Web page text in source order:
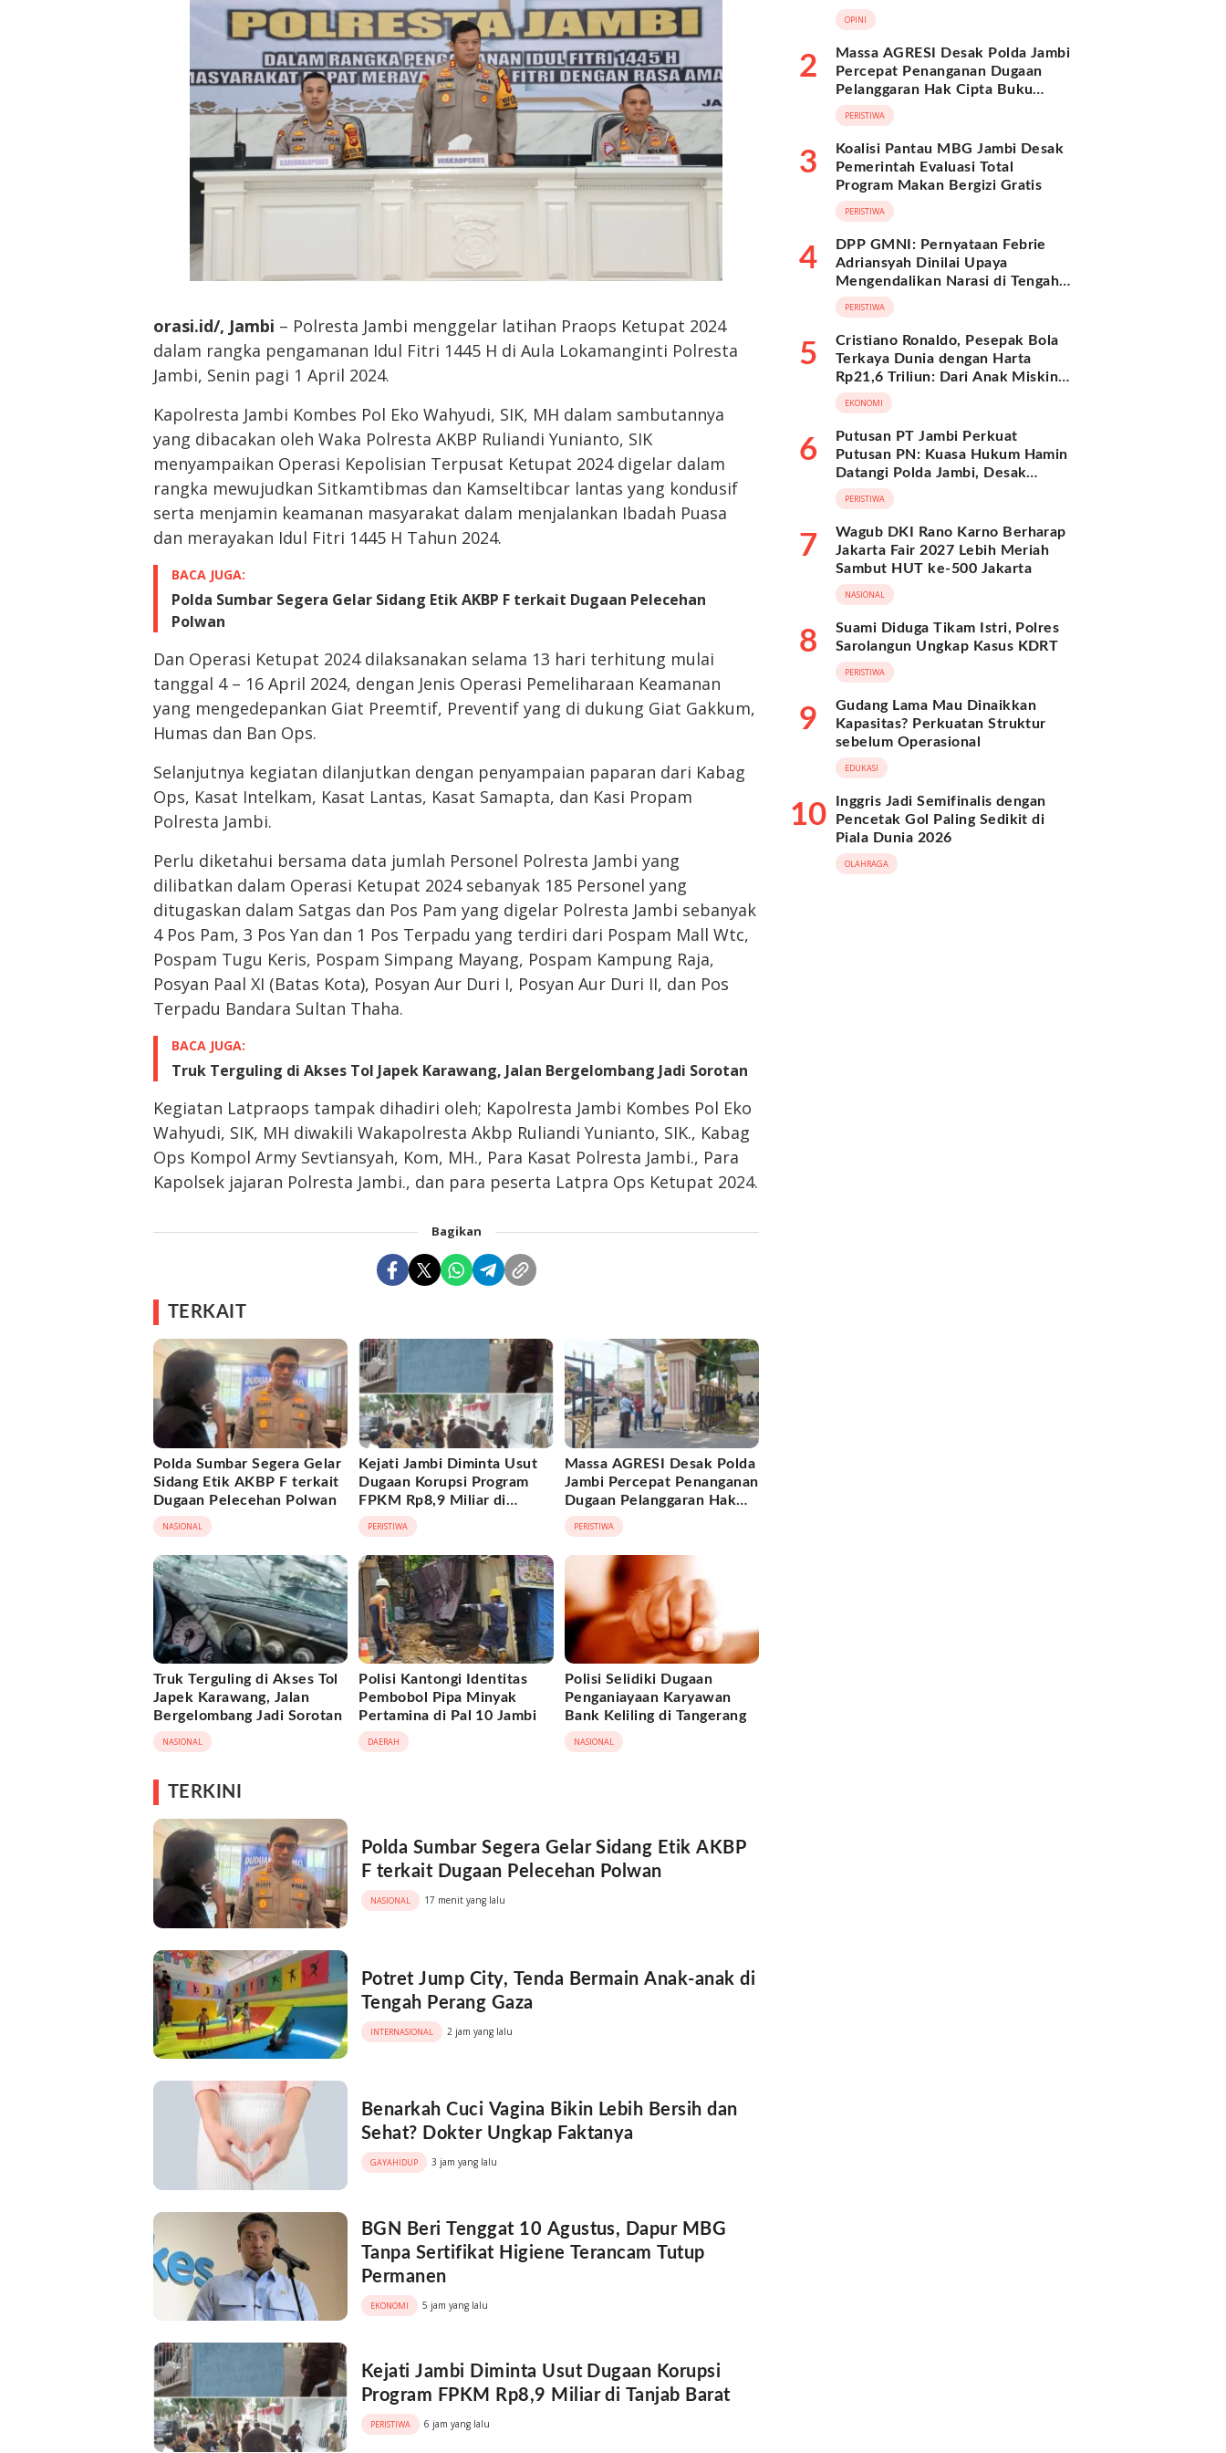
orasi.id/, Jambi – Polresta Jambi menggelar latihan Praops Ketupat 2024
dalam rangka pengamanan Idul Fitri 1445 H di Aula Lokamanginti Polresta
Jambi, Senin pagi 1 April 2024.
Kapolresta Jambi Kombes Pol Eko Wahyudi, SIK, MH dalam sambutannya
yang dibacakan oleh Waka Polresta AKBP Ruliandi Yunianto, SIK
menyampaikan Operasi Kepolisian Terpusat Ketupat 2024 digelar dalam
rangka mewujudkan Sitkamtibmas dan Kamseltibcar lantas yang kondusif
serta menjamin keamanan masyarakat dalam menjalankan Ibadah Puasa
dan merayakan Idul Fitri 1445 H Tahun 2024.
BACA JUGA:
Polda Sumbar Segera Gelar Sidang Etik AKBP F terkait Dugaan Pelecehan
Polwan
Dan Operasi Ketupat 2024 dilaksanakan selama 13 hari terhitung mulai
tanggal 4 – 16 April 2024, dengan Jenis Operasi Pemeliharaan Keamanan
yang mengedepankan Giat Preemtif, Preventif yang di dukung Giat Gakkum,
Humas dan Ban Ops.
Selanjutnya kegiatan dilanjutkan dengan penyampaian paparan dari Kabag
Ops, Kasat Intelkam, Kasat Lantas, Kasat Samapta, dan Kasi Propam
Polresta Jambi.
Perlu diketahui bersama data jumlah Personel Polresta Jambi yang
dilibatkan dalam Operasi Ketupat 2024 sebanyak 185 Personel yang
ditugaskan dalam Satgas dan Pos Pam yang digelar Polresta Jambi sebanyak
4 Pos Pam, 3 Pos Yan dan 1 Pos Terpadu yang terdiri dari Pospam Mall Wtc,
Pospam Tugu Keris, Pospam Simpang Mayang, Pospam Kampung Raja,
Posyan Paal XI (Batas Kota), Posyan Aur Duri I, Posyan Aur Duri II, dan Pos
Terpadu Bandara Sultan Thaha.
BACA JUGA:
Truk Terguling di Akses Tol Japek Karawang, Jalan Bergelombang Jadi Sorotan
Kegiatan Latpraops tampak dihadiri oleh; Kapolresta Jambi Kombes Pol Eko
Wahyudi, SIK, MH diwakili Wakapolresta Akbp Ruliandi Yunianto, SIK., Kabag
Ops Kompol Army Sevtiansyah, Kom, MH., Para Kasat Polresta Jambi., Para
Kapolsek jajaran Polresta Jambi., dan para peserta Latpra Ops Ketupat 2024.
Bagikan
TERKAIT
Polda Sumbar Segera Gelar
Sidang Etik AKBP F terkait
Dugaan Pelecehan Polwan
NASIONAL
Kejati Jambi Diminta Usut
Dugaan Korupsi Program
FPKM Rp8,9 Miliar di
Tanjab Barat
PERISTIWA
Massa AGRESI Desak Polda
Jambi Percepat Penanganan
Dugaan Pelanggaran Hak
Cipta Buku Hukum Adat
Melayu Jambi
PERISTIWA
Truk Terguling di Akses Tol
Japek Karawang, Jalan
Bergelombang Jadi Sorotan
NASIONAL
Polisi Kantongi Identitas
Pembobol Pipa Minyak
Pertamina di Pal 10 Jambi
DAERAH
Polisi Selidiki Dugaan
Penganiayaan Karyawan
Bank Keliling di Tangerang
NASIONAL
TERKINI
Polda Sumbar Segera Gelar Sidang Etik AKBP
F terkait Dugaan Pelecehan Polwan
NASIONAL 17 menit yang lalu
Potret Jump City, Tenda Bermain Anak-anak di
Tengah Perang Gaza
INTERNASIONAL 2 jam yang lalu
Benarkah Cuci Vagina Bikin Lebih Bersih dan
Sehat? Dokter Ungkap Faktanya
GAYAHIDUP 3 jam yang lalu
BGN Beri Tenggat 10 Agustus, Dapur MBG
Tanpa Sertifikat Higiene Terancam Tutup
Permanen
EKONOMI 5 jam yang lalu
Kejati Jambi Diminta Usut Dugaan Korupsi
Program FPKM Rp8,9 Miliar di Tanjab Barat
PERISTIWA 6 jam yang lalu
Berkelanjutan
OPINI
2
Massa AGRESI Desak Polda Jambi
Percepat Penanganan Dugaan
Pelanggaran Hak Cipta Buku
Hukum Adat Melayu Jambi
PERISTIWA
3
Koalisi Pantau MBG Jambi Desak
Pemerintah Evaluasi Total
Program Makan Bergizi Gratis
PERISTIWA
4
DPP GMNI: Pernyataan Febrie
Adriansyah Dinilai Upaya
Mengendalikan Narasi di Tengah
Deretan Fakta yang Belum
Terjawab
PERISTIWA
5
Cristiano Ronaldo, Pesepak Bola
Terkaya Dunia dengan Harta
Rp21,6 Triliun: Dari Anak Miskin
hingga Miliarder
EKONOMI
6
Putusan PT Jambi Perkuat
Putusan PN: Kuasa Hukum Hamin
Datangi Polda Jambi, Desak
Pengusutan Dugaan Penipuan dan
Penggelapan BPKB
PERISTIWA
7
Wagub DKI Rano Karno Berharap
Jakarta Fair 2027 Lebih Meriah
Sambut HUT ke-500 Jakarta
NASIONAL
8
Suami Diduga Tikam Istri, Polres
Sarolangun Ungkap Kasus KDRT
PERISTIWA
9
Gudang Lama Mau Dinaikkan
Kapasitas? Perkuatan Struktur
sebelum Operasional
EDUKASI
10
Inggris Jadi Semifinalis dengan
Pencetak Gol Paling Sedikit di
Piala Dunia 2026
OLAHRAGA